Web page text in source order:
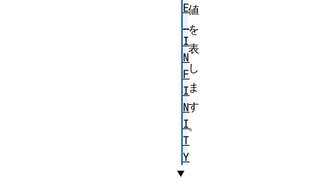
値
を
表
し
ま
す
。
E
I
N
F
I
N
I
T
Y